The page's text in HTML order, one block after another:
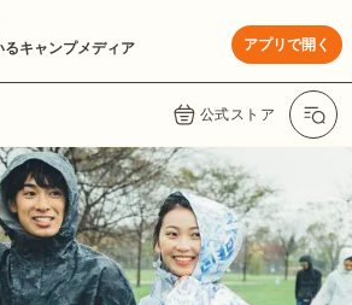
キャンプメディア アプリで開く
公式ストア